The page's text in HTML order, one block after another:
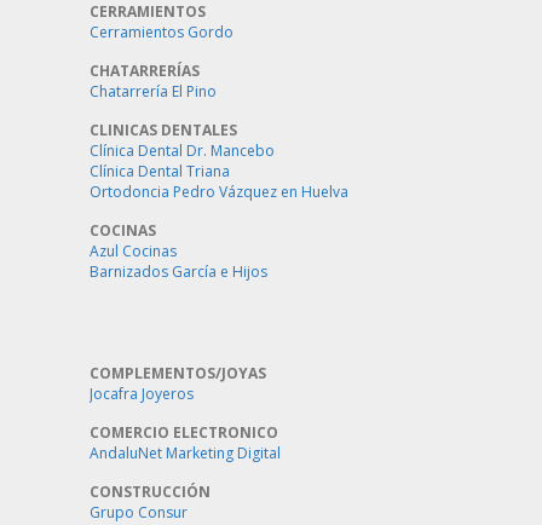
CERRAMIENTOS
Cerramientos Gordo
CHATARRERÍAS
Chatarrería El Pino
CLINICAS DENTALES
Clínica Dental Dr. Mancebo
Clínica Dental Triana
Ortodoncia Pedro Vázquez en Huelva
COCINAS
Azul Cocinas
Barnizados García e Hijos
COMPLEMENTOS/JOYAS
Jocafra Joyeros
COMERCIO ELECTRONICO
AndaluNet Marketing Digital
CONSTRUCCIÓN
Grupo Consur